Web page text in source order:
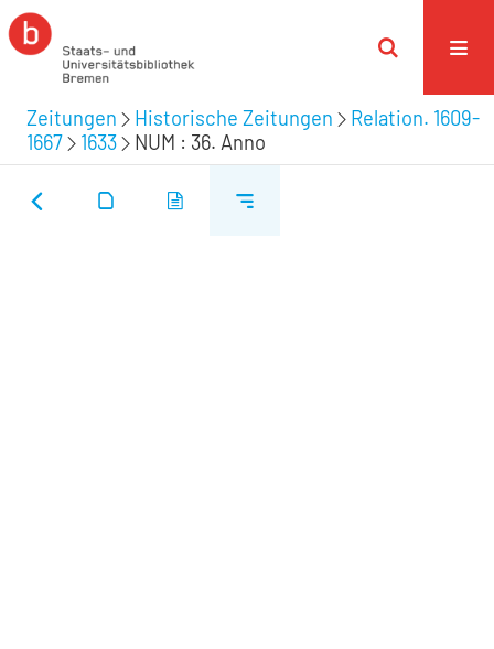
Zeitungen Historische Zeitungen
Relation. 1609-
1667
1633 NUM : 36. Anno